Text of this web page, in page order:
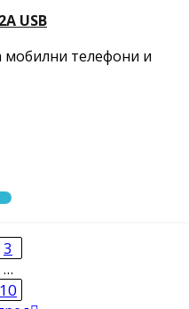
USB
мобилни телефони и
3
…
10